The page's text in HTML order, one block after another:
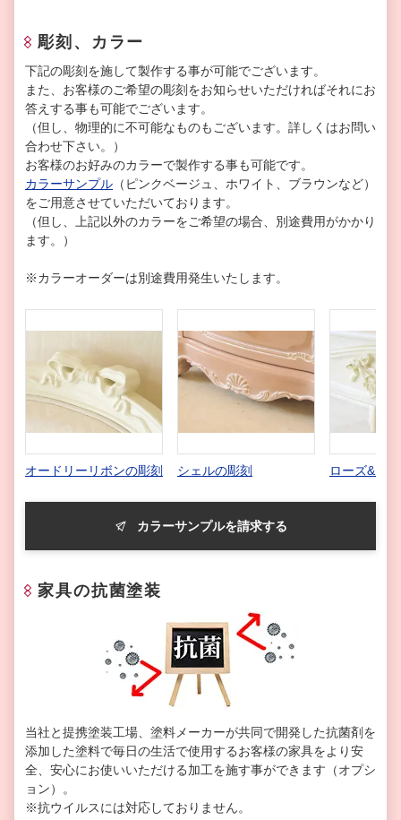
彫刻、カラー
下記の彫刻を施して製作する事が可能でございます。
また、お客様のご希望の彫刻をお知らせいただければそれにお
答えする事も可能でございます。
（但し、物理的に不可能なものもございます。詳しくはお問い
合わせ下さい。）
お客様のお好みのカラーで製作する事も可能です。
カラーサンプル （ピンクベージュ、ホワイト、ブラウンなど）
をご用意させていただいております。
（但し、上記以外のカラーをご希望の場合、別途費用がかかり
ます。）
※カラーオーダーは別途費用発生いたします。
オードリーリボンの彫刻 シェルの彫刻 ローズ&リ
カラーサンプルを請求する
家具の抗菌塗装
当社と提携塗装工場、塗料メーカーが共同で開発した抗菌剤を
添加した塗料で毎日の生活で使用するお客様の家具をより安
全、安心にお使いいただける加工を施す事ができます（オプシ
ョン）。
※抗ウイルスには対応しておりません。